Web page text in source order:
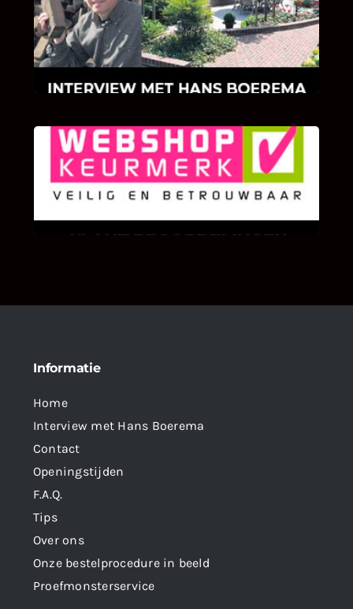
Hoe Bricks and Stones ontstaan is en wat
Hans Boerema motiveert in de wereld van
klinkers en tegels!
KLANT BEOORDELINGEN
We zijn er zeer op gesteld om te weten wat u
als klant van ons en onze diensten vindt.
Informatie
Home
Interview met Hans Boerema
Contact
Openingstijden
F.A.Q.
Tips
Over ons
Onze bestelprocedure in beeld
Proefmonsterservice